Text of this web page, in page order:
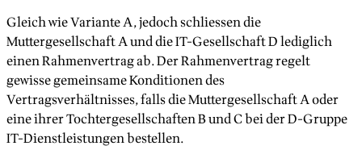
Gleich wie Variante A, jedoch schliessen die
Muttergesellschaft A und die IT-Gesellschaft D lediglich
einen Rahmenvertrag ab. Der Rahmenvertrag regelt
gewisse gemeinsame Konditionen des
Vertragsverhältnisses, falls die Muttergesellschaft A oder
eine ihrer Tochtergesellschaften B und C bei der D-Gruppe
IT-Dienstleistungen bestellen.